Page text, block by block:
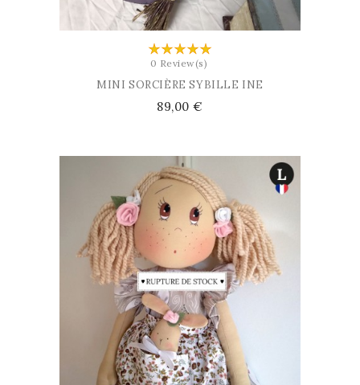
0 Review(s)
MINI SORCIÈRE SYBILLE INE
Prix
89,00 €